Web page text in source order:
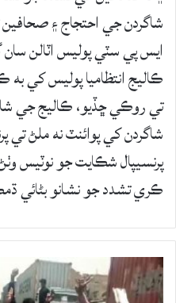
شاگردن جي احتجاج ۽
ايس پي سٽي پوليس اٽالن
ڪاليج انتظاميا پوليس کي
تي روڪي ڇڏيو، ڪاليج جي
شاگردن کي پوائنٽ نه ملڻ تي
پرنسيپال شڪايت جو نوٽيس وٺڻ
ڪري تشدد جو نشانو بڻائي